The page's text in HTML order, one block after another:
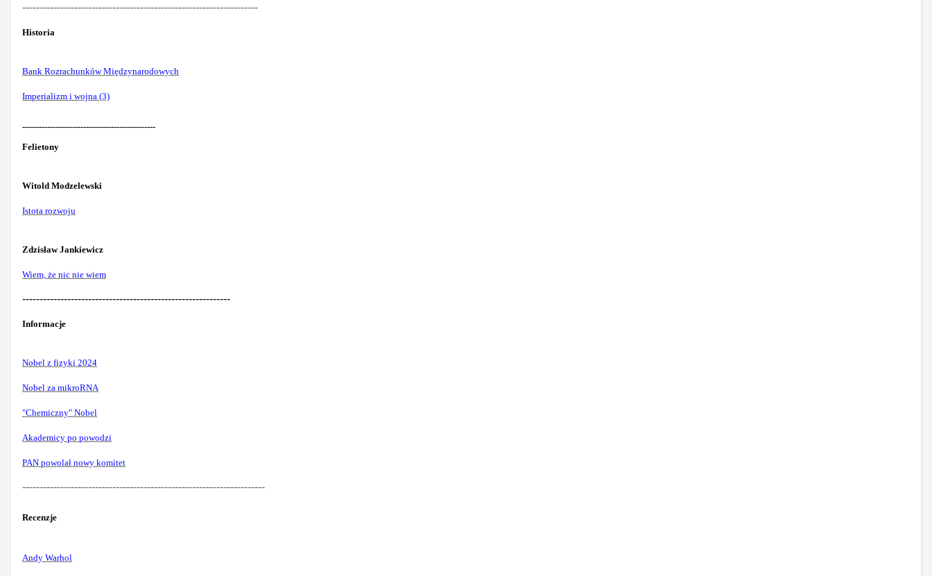
--------------------------------------------------------------------
Historia
Bank Rozrachunków Międzynarodowych
Imperializm i wojna (3)
------------------------------------------------
Felietony
Witold Modzelewski
Istota rozwoju
Zdzisław Jankiewicz
Wiem, że nic nie wiem
------------------------------------------------------------
Informacje
Nobel z fizyki 2024
Nobel za mikroRNA
"Chemiczny" Nobel
Akademicy po powodzi
PAN powolał nowy komitet
----------------------------------------------------------------------
Recenzje
Andy Warhol